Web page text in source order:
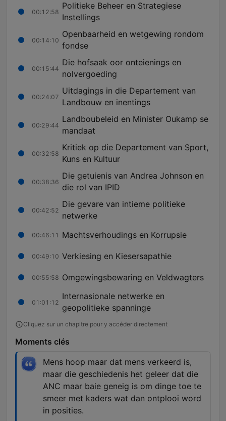
00:12:58
Politieke Beheer en Strategiese
Instellings
00:14:10
Openbaarheid en wetgewing rondom
fondse
00:15:44
Die hofsaak oor onteienings en
nolvergoeding
00:24:07
Uitdagings in die Departement van
Landbouw en inentings
00:29:44
Landboubeleid en Minister Oukamp se
mandaat
00:32:58
Kritiek op die Departement van Sport,
Kuns en Kultuur
00:38:36
Die getuienis van Andrea Johnson en
die rol van IPID
00:42:52
Die gevare van intieme politieke
netwerke
00:46:11 Machtsverhoudings en Korrupsie
00:49:10 Verkiesing en Kiesersapathie
00:55:58 Omgewingsbewaring en Veldwagters
01:01:12
Internasionale netwerke en
geopolitieke spanninge
Cliquez sur un chapitre pour y accéder directement
Moments clés
Mens hoop maar dat mens verkeerd is,
maar die geschiedenis het geleer dat die
ANC maar baie geneig is om dinge toe te
smeer met kaders wat dan ontplooi word
in posities.